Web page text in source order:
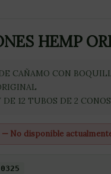
HEMP
CAÑAMO CON
DE 12 TUBOS DE 2 CONOS
No disponible